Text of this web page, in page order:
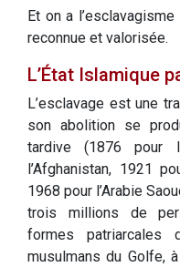
Et on a
reconnue et valorisée.
L’État Islamique
L’esclavage est une
son abolition se
tardive (1876 pour
l’Afghanistan, 1921
1968 pour l’Arabie
trois millions de
formes patriarcales
musulmans du Golfe,